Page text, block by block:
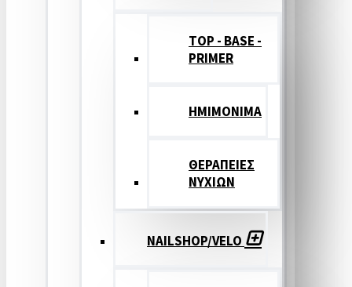
TOP - BASE -
PRIMER
ΗΜΙΜΟΝΙΜΑ
ΘΕΡΑΠΕΙΕΣ
ΝΥΧΙΩΝ
NAILSHOP/VELO